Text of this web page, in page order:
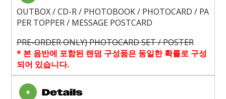
OUTBOX / CD-R / PHOTOBOOK / PHOTOCARD / PA
PER TOPPER / MESSAGE POSTCARD
PRE-ORDER ONLY) PHOTOCARD SET / POSTER
* 본 음반에 포함된 랜덤 구성품은 동일한 확률로 구성
되어 있습니다.